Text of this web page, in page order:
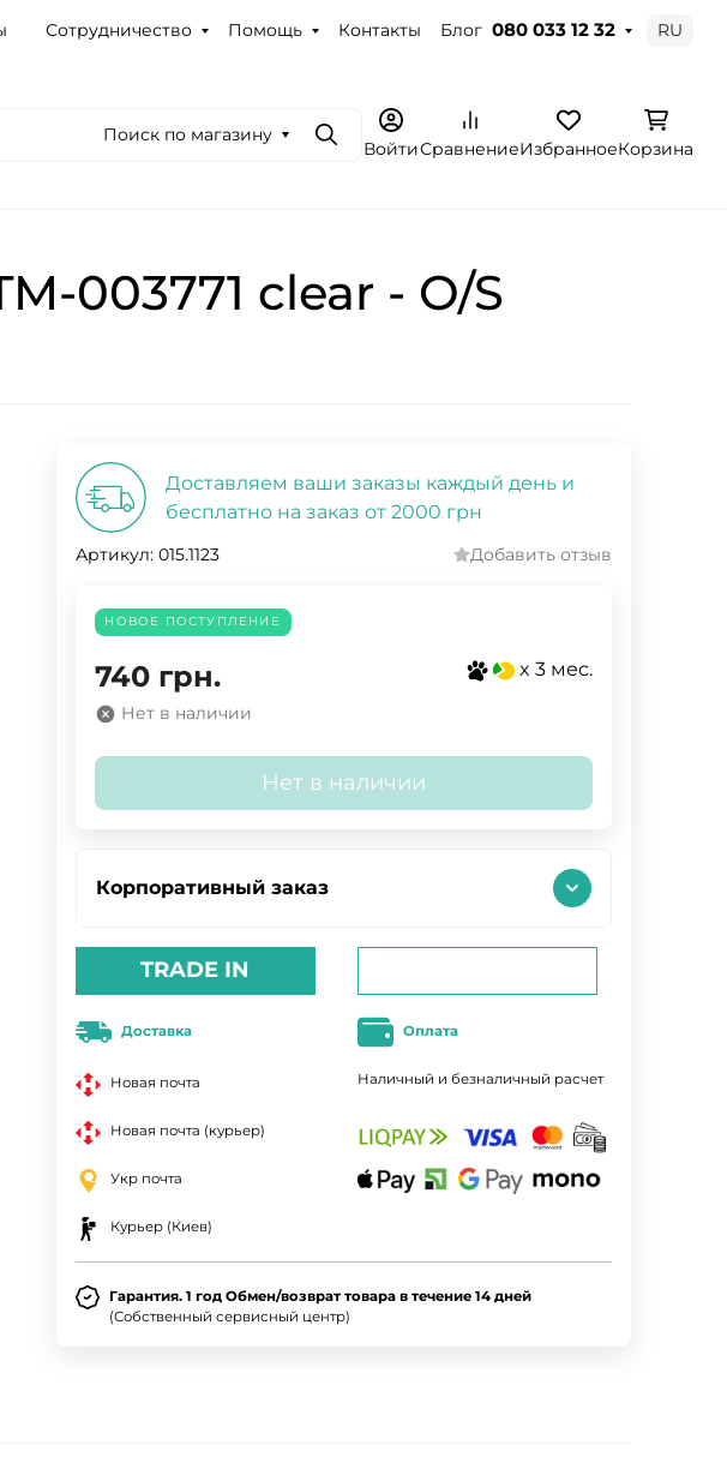
Сотрудничество Помощь Контакты Блог 080 033 12 32 RU
Поиск по магазину
ПоискВойтиСравнениеИзбранноеКорзина
003771 clear - O/S
Доставляем ваши заказы каждый день и
бесплатно на заказ от 2000 грн
Артикул: 015.1123 Добавить отзыв
НОВОЕ ПОСТУПЛЕНИЕ
740 грн. x 3 мес.
Нет в наличии
Нет в наличии
Корпоративный заказ
TRADE IN
Доставка
Новая почта
Новая почта (курьер)
Укр почта
Курьер (Киев)
Оплата
Наличный и безналичный расчет
Гарантия. 1 год Обмен/возврат товара в течение 14 дней
(Собственный сервисный центр)